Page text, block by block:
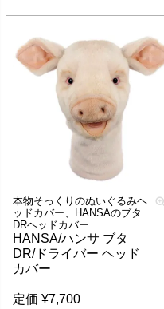
本物そっくりのぬいぐるみヘ
ッドカバー、HANSAのブタ
DRヘッドカバー
HANSA/ハンサ ブタ
DR/ドライバー ヘッド
カバー
定価 ¥7,700